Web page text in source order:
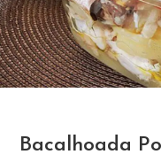
Bacalhoada